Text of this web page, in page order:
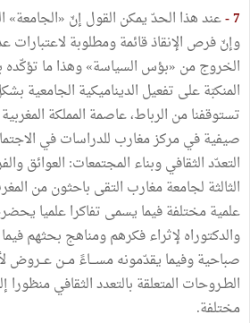
7 - عند هذا الحدّ يمكن القول إنّ
وإنّ فرص الإنقاذ قائمة ومطلوبة
الخروج من «بؤس السياسة» وهذا ما تؤكّده
المنكبّة على تفعيل الديناميكية الجامعية
تستوقفنا من الرباط، عاصمة المملكة
صيفية في مركز مغارب للدراسات في
التعدّد الثقافي وبناء المجتمعات: العوائق
الثالثة لجامعة مغارب التقى باحثون من
علمية مختلفة فيما يسمى تفاكرا علميا
والدكتوراه لإثراء فكرهم ومناهج بحثهم
صباحية وفيما يقدّمونه مســـاءً مــن
الطـروحات المتعلقة بالتعدد الثقافي منظورا
مختلفة.